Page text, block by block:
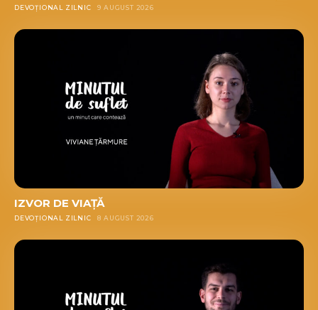
DEVOȚIONAL ZILNIC 9 AUGUST 2026
IZVOR DE VIAȚĂ
DEVOȚIONAL ZILNIC 8 AUGUST 2026